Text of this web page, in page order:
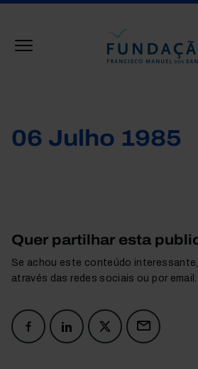
06 Julho 1985
Quer partilhar esta
Se achou este conteúdo
através das redes sociais ou por email.